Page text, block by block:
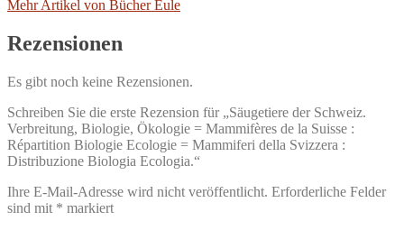
Mehr Artikel von Bücher Eule
Rezensionen
Es gibt noch keine Rezensionen.
Schreiben Sie die erste Rezension für „Säugetiere der Schweiz.
Verbreitung, Biologie, Ökologie = Mammifères de la Suisse :
Répartition Biologie Ecologie = Mammiferi della Svizzera :
Distribuzione Biologia Ecologia.“
Ihre E-Mail-Adresse wird nicht veröffentlicht. Erforderliche Felder
sind mit * markiert